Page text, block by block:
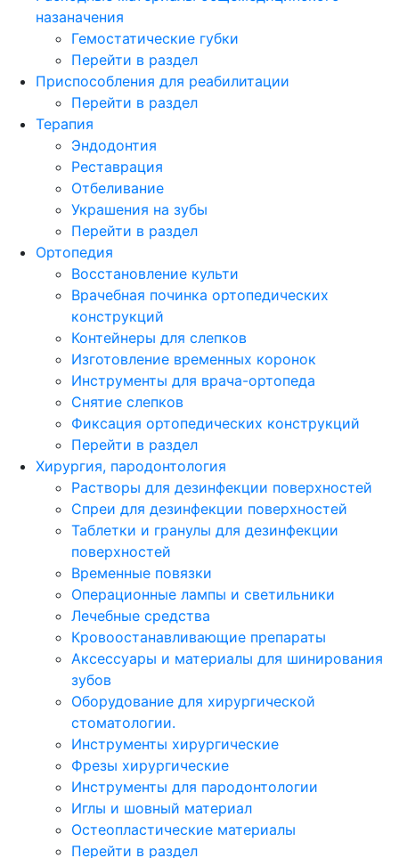
назаначения
Гемостатические губки
Перейти в раздел
Приспособления для реабилитации
Перейти в раздел
Терапия
Эндодонтия
Реставрация
Отбеливание
Украшения на зубы
Перейти в раздел
Ортопедия
Восстановление культи
Врачебная починка ортопедических
конструкций
Контейнеры для слепков
Изготовление временных коронок
Инструменты для врача-ортопеда
Снятие слепков
Фиксация ортопедических конструкций
Перейти в раздел
Хирургия, пародонтология
Растворы для дезинфекции поверхностей
Спреи для дезинфекции поверхностей
Таблетки и гранулы для дезинфекции
поверхностей
Временные повязки
Операционные лампы и светильники
Лечебные средства
Кровоостанавливающие препараты
Аксессуары и материалы для шинирования
зубов
Оборудование для хирургической
стоматологии.
Инструменты хирургические
Фрезы хирургические
Инструменты для пародонтологии
Иглы и шовный материал
Остеопластические материалы
Перейти в раздел